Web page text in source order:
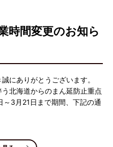
時間変更のお知ら
にありがとうございます。
北海道からのまん延防止重点
3月21日まで期間、下記の通